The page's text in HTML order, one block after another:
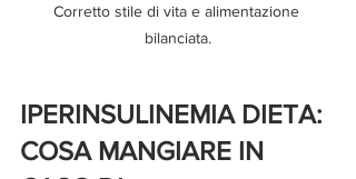
Corretto stile di vita e alimentazione
bilanciata.
IPERINSULINEMIA DIETA:
COSA MANGIARE IN